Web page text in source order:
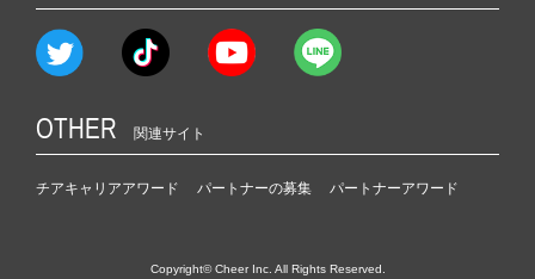
OTHER 関連サイト
チアキャリアアワード パートナーの募集 パートナーアワード
Copyright© Cheer Inc. All Rights Reserved.